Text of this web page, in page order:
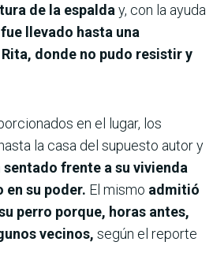
de la espalda y, con la ayuda
llevado hasta una
donde no pudo resistir y
en el lugar, los
la casa del supuesto autor y
frente a su vivienda
en su poder. El mismo admitió
perro porque, horas antes,
vecinos, según el reporte